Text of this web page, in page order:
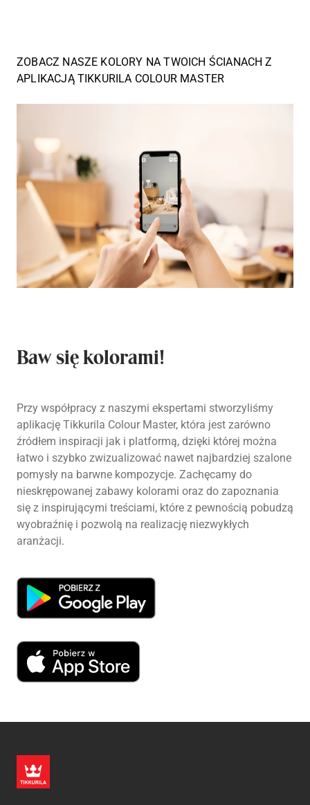
ZOBACZ NASZE KOLORY NA TWOICH ŚCIANACH Z
APLIKACJĄ TIKKURILA COLOUR MASTER
Baw się kolorami!
Przy współpracy z naszymi ekspertami stworzyliśmy
aplikację Tikkurila Colour Master, która jest zarówno
źródłem inspiracji jak i platformą, dzięki której można
łatwo i szybko zwizualizować nawet najbardziej szalone
pomysły na barwne kompozycje. Zachęcamy do
nieskrępowanej zabawy kolorami oraz do zapoznania
się z inspirującymi treściami, które z pewnością pobudzą
wyobraźnię i pozwolą na realizację niezwykłych
aranżacji.